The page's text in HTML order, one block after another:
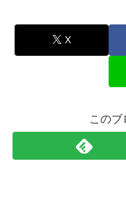
X
このブ